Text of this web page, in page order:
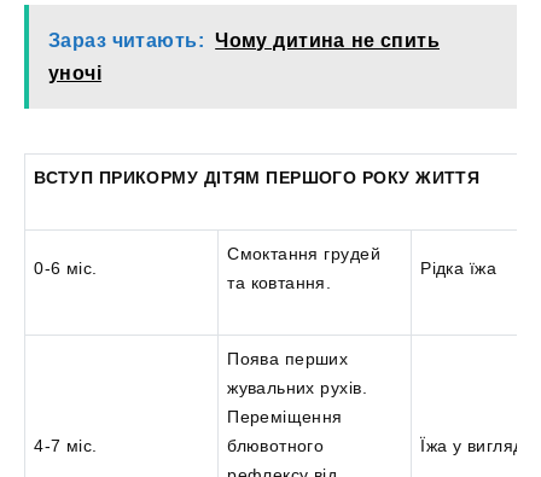
Зараз читають: Чому дитина не спить
уночі
ВСТУП ПРИКОРМУ ДІТЯМ ПЕРШОГО РОКУ ЖИТТЯ
0-6 міс.
Смоктання грудей
та ковтання.
Рідка їжа
4-7 міс.
Поява перших
жувальних рухів.
Переміщення
блювотного
Їжа у вигляді